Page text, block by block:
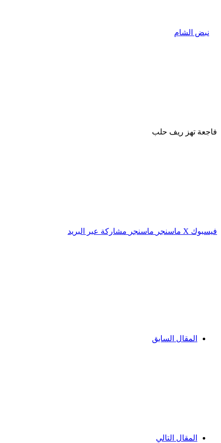
فاجعة تهز ريف حلب
فيسبوك ‫X ماسنجر ماسنجر مشاركة عبر البريد
المقال السابق
المقال التالي